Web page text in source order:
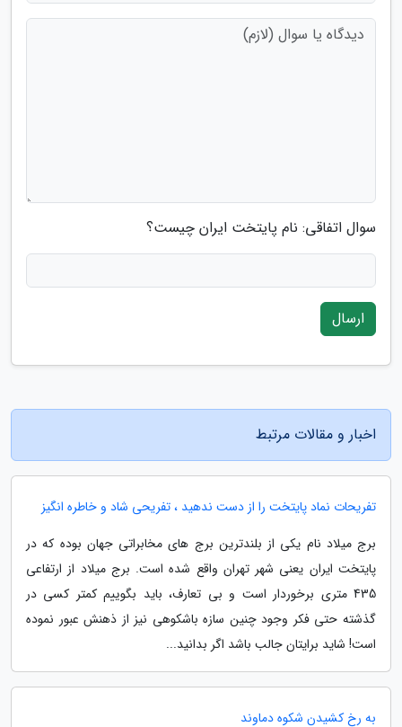
سوال اتفاقی: نام پایتخت ایران چیست؟
ارسال
اخبار و مقالات مرتبط
تفریحات نماد پایتخت را از دست ندهید ، تفریحی شاد و خاطره انگیز
برج میلاد نام یکی از بلندترین برج های مخابراتی جهان بوده که در
پایتخت ایران یعنی شهر تهران واقع شده است. برج میلاد از ارتفاعی
435 متری برخوردار است و بی تعارف، باید بگوییم کمتر کسی در
گذشته حتی فکر وجود چنین سازه باشکوهی نیز از ذهنش عبور نموده
است! شاید برایتان جالب باشد اگر بدانید...
به رخ کشیدن شکوه دماوند